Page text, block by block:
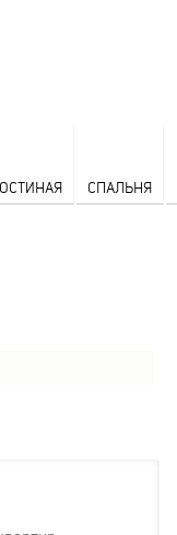
СПАЛЬНЯ